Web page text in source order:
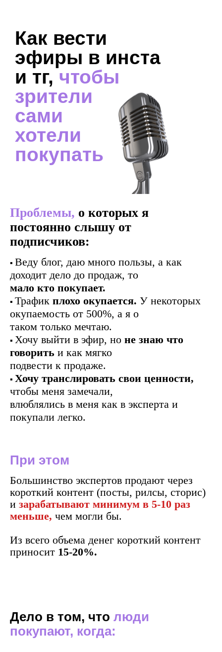
Как вести
эфиры в инста
и тг, чтобы
зрители
сами
хотели
покупать
Проблемы, о которых я
постоянно слышу от
подписчиков:
▪️ Веду блог, даю много пользы, а как
доходит дело до продаж, то
мало кто покупает.
▪️ Трафик плохо окупается. У некоторых
окупаемость от 500%, а я о
таком только мечтаю.
▪️ Хочу выйти в эфир, но не знаю что
говорить и как мягко
подвести к продаже.
▪️ Хочу транслировать свои ценности,
чтобы меня замечали,
влюблялись в меня как в эксперта и
покупали легко.
При этом
Большинство экспертов продают через
короткий контент (посты, рилсы, сторис)
и зарабатывают минимум в 5-10 раз
меньше, чем могли бы.
Из всего объема денег короткий контент
приносит 15-20%.
Дело в том, что люди
покупают, когда: